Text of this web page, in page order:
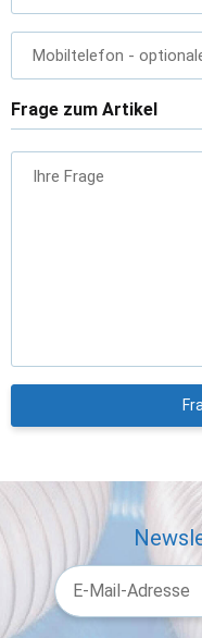
Mobiltelefon -
Frage zum Artikel
Ihre Frage